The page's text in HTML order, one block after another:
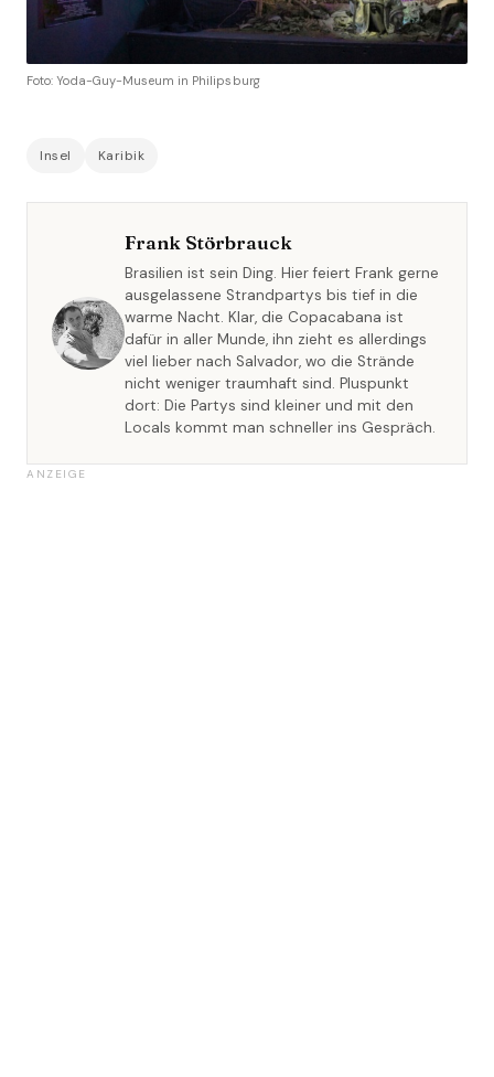
Foto: Yoda-Guy-Museum in Philipsburg
Insel Karibik
Frank Störbrauck
Brasilien ist sein Ding. Hier feiert Frank gerne
ausgelassene Strandpartys bis tief in die
warme Nacht. Klar, die Copacabana ist
dafür in aller Munde, ihn zieht es allerdings
viel lieber nach Salvador, wo die Strände
nicht weniger traumhaft sind. Pluspunkt
dort: Die Partys sind kleiner und mit den
Locals kommt man schneller ins Gespräch.
ANZEIGE